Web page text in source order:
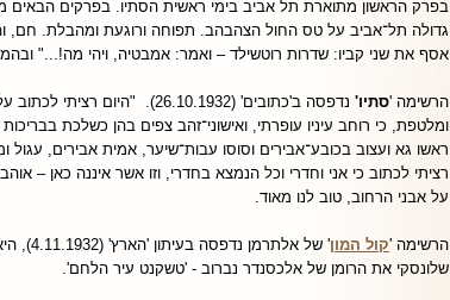
בפרק הראשון מתוארת תל אביב בימי ראשית הסתיו. בפרקים הבאים
גדולה תל־אביב על טס החול הצהבהב. תפוחה ורוגעת ומהבלת. חם,
אסף את שני קביו: שדרות רוטשילד – ואמר: אמבטיה, ויהי מה!..."
הרשימה 'סתיו'
נדפסה ב'כתובים' (26.10.1932).
ומלטפת, כי רוחב עיניו עופרתי, ואישוני־זהב צפים בהן כשלכת
ראשו גא ועצוב בכובע־אבירים וסוסו עבות־שיער, אמית אבירים, עגול
רציתי לכתוב כי אני וחדרי וכל הנמצא בחדרי, וזו אשר איננה כאן –
על אבני הרחוב, טוב לנו מאוד.
הרשימה 'קול המון
' של
שלונסקי את הרומן של אלכסנדר נברוב - 'טשקנט עיר הלחם'.